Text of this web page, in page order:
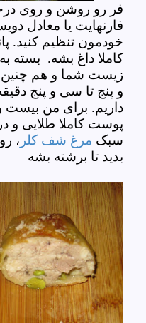
فر رو روشن و روی
فارنهایت یا معادل
خودمون تنظیم کنید.
کاملا داغ بشه. بسته
زیست شما و هم
و پنج تا سی و پنج
داریم. برای من بیست
پوست کاملا طلایی و
سبک مرغ شف کلر ،
بدید تا برشته بشه